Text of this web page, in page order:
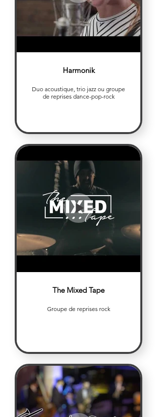
Harmonik
Duo acoustique, trio jazz ou groupe
de reprises dance-pop-rock
The Mixed Tape
Groupe de reprises rock